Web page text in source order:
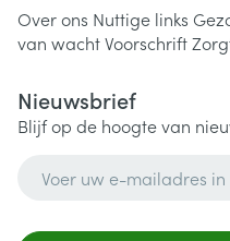
Over ons Nuttige links
van wachtVoorschrift
Nieuwsbrief
Blijf op de hoogte van